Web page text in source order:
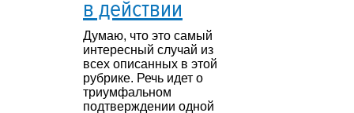
в действии
Думаю, что это самый
интересный случай из
всех описанных в этой
рубрике. Речь идет о
триумфальном
подтверждении одной